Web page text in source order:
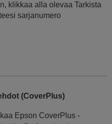
klikkaa alla olevaa Tarkista
sarjanumero
(CoverPlus)
Epson CoverPlus -